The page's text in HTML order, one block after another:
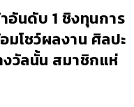
นดับ 1 ชิงทุนการ
โชว์ผลงาน ศิลปะ
งวัลนั้น สมาชิกแห่